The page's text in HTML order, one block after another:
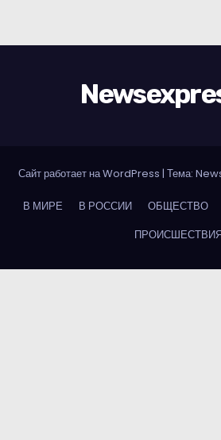
Сайт работает на WordPress | Тема:
В МИРЕ В РОССИИ ОБЩЕСТВО